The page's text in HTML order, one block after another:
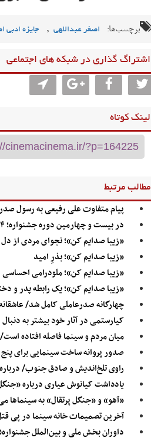
برچسب‌ها: اصغر عبداللهی , جایزه ادبی
اشتراگ گذاری در شبکه های اجتماعی
لینک کوتاه
مطالب مرتبط
پیام متفاوت علی رفیعی به رسول
در بیست و چهارمین دوره جشنواره؛ ۱۴ اثر از سینماگران ایرانی در داکا نمایش داده می‌شود
«زیبا صدایم کن»؛ نجواى مردى از دل
«زیبا صدایم کن»؛ بذرِ امید
«زیبا صدایم کن»؛ ملودرامی احساسی
«زیبا صدایم کن»؛ یک رابطه پدر و
چهارگانه صدرعاملی کامل شد/
کیارستمی در آثار خود بیشتر به
میان مردم و سینما فاصله افتاده
صدور پروانه ساخت سینمایی برای پنج
راوی تلخ‌اندیش و صادق جنوب/
یادداشت کیانوش عیاری درباره «جنگل پرتقال»؛ با ۶۰ هزار
«آهو» و «جنگل پرتقال» به سینماها
آخرین تصمیمات خانه سینما در پی
داوران بخش ملی و بین‌الملل جشنواره۳۵ فیلم کودک معرفی شدند